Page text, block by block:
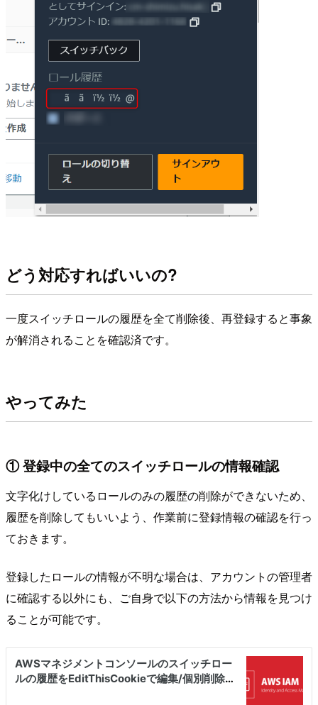
どう対応すればいいの?
一度スイッチロールの履歴を全て削除後、再登録すると事象
が解消されることを確認済です。
やってみた
① 登録中の全てのスイッチロールの情報確認
文字化けしているロールのみの履歴の削除ができないため、
履歴を削除してもいいよう、作業前に登録情報の確認を行っ
ておきます。
登録したロールの情報が不明な場合は、アカウントの管理者
に確認する以外にも、ご自身で以下の方法から情報を見つけ
ることが可能です。